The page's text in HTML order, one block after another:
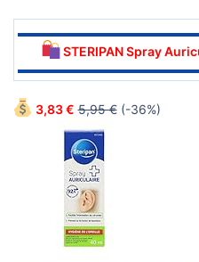
STERIPAN Spray
3,83 € 5,95 €(-36%)